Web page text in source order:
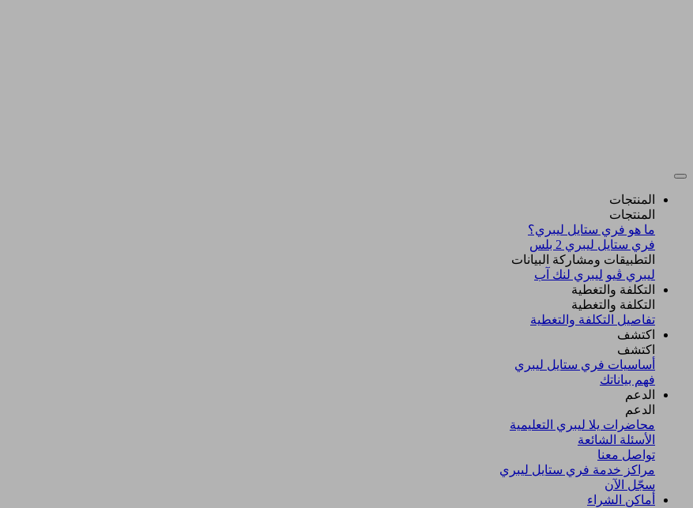
المنتجات
المنتجات
ما هو فري ستايل ليبري؟
فري ستايل ليبري 2 بلس​
التطبيقات ومشاركة البيانات
ليبري ڤيو ليبري لنك آب
التكلفة والتغطية
التكلفة والتغطية
تفاصيل التكلفة والتغطية
اكتشف​
اكتشف​
أساسيات فري ستايل ليبري
فهم بياناتك
الدعم
الدعم
محاضرات يلا ليبري التعليمية
الأسئلة الشائعة
تواصل معنا
مراكز خدمة فري ستايل ليبري
سجّل الآن​
أماكن الشراء